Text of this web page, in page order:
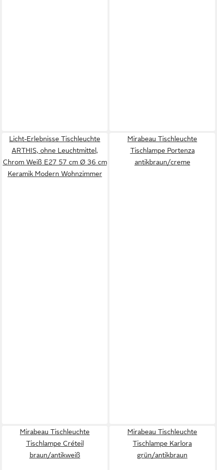
Licht-Erlebnisse Tischleuchte
ARTHIS, ohne Leuchtmittel,
Chrom Weiß E27 57 cm Ø 36 cm
Keramik Modern Wohnzimmer
Mirabeau Tischleuchte
Tischlampe Portenza
antikbraun/creme
Mirabeau Tischleuchte
Tischlampe Créteil
braun/antikweiß
Mirabeau Tischleuchte
Tischlampe Karlora
grün/antikbraun